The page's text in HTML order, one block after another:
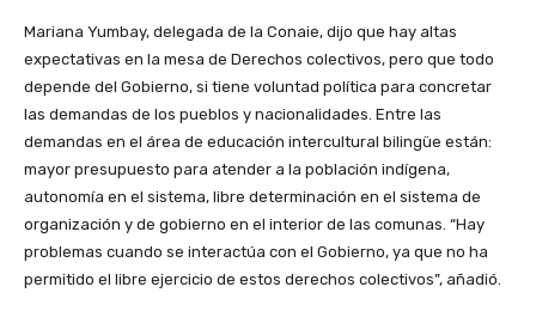
Mariana Yumbay, delegada de la Conaie, dijo que hay altas
expectativas en la mesa de Derechos colectivos, pero que todo
depende del Gobierno, si tiene voluntad política para concretar
las demandas de los pueblos y nacionalidades. Entre las
demandas en el área de educación intercultural bilingüe están:
mayor presupuesto para atender a la población indígena,
autonomía en el sistema, libre determinación en el sistema de
organización y de gobierno en el interior de las comunas. “Hay
problemas cuando se interactúa con el Gobierno, ya que no ha
permitido el libre ejercicio de estos derechos colectivos”, añadió.